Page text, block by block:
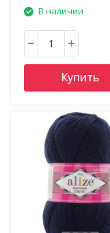
В наличии
Купить